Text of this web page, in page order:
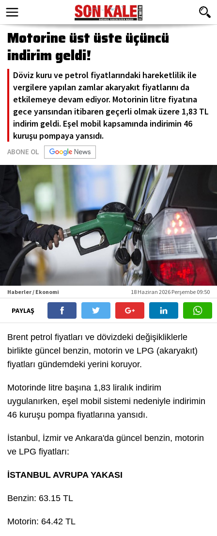
Motorine üst üste üçüncü
indirim geldi!
Döviz kuru ve petrol fiyatlarındaki hareketlilik ile
vergilere yapılan zamlar akaryakıt fiyatlarını da
etkilemeye devam ediyor. Motorinin litre fiyatına
gece yarısından itibaren geçerli olmak üzere 1,83 TL
indirim geldi. Eşel mobil kapsamında indirimin 46
kuruşu pompaya yansıdı.
ABONE OL
Haberler / Ekonomi 18 Haziran 2026 Perşembe 09:50
PAYLAŞ
Brent petrol fiyatları ve dövizdeki değişikliklerle
birlikte güncel benzin, motorin ve LPG (akaryakıt)
fiyatları gündemdeki yerini koruyor.
Motorinde litre başına 1,83 liralık indirim
uygulanırken, eşel mobil sistemi nedeniyle indirimin
46 kuruşu pompa fiyatlarına yansıdı.
İstanbul, İzmir ve Ankara'da güncel benzin, motorin
ve LPG fiyatları:
İSTANBUL AVRUPA YAKASI
Benzin: 63.15 TL
Motorin: 64.42 TL